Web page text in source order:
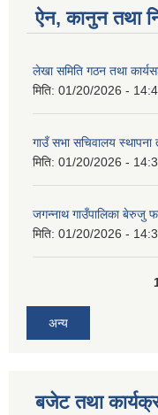
ऐन, कानुन तथा
लेखा समिति गठन तथा
मिति: 01/20/2026 -
गाउँ सभा सचिवालय स्थापना
मिति: 01/20/2026 -
जगन्नाथ गाउँपालिका बेरुजु
मिति: 01/20/2026 -
अन्य
बजेट तथा